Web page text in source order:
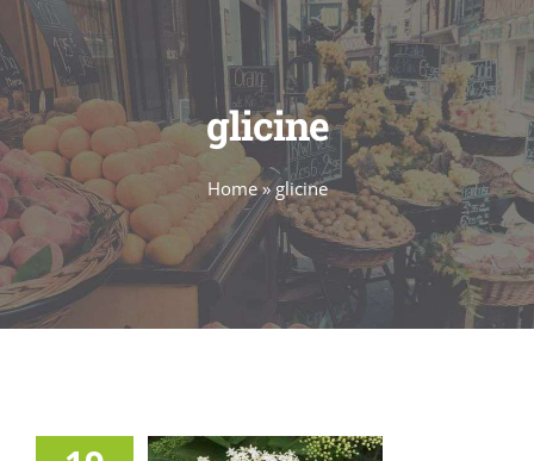
glicine
Home»glicine